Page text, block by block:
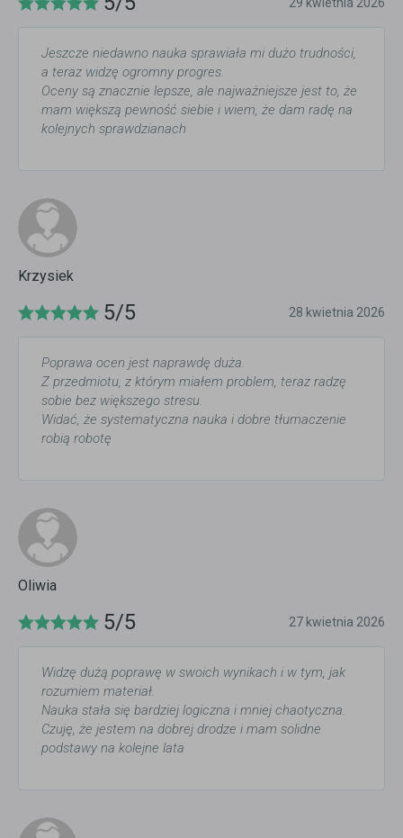
29 kwietnia 2026
Jeszcze niedawno nauka sprawiała mi dużo trudności,
a teraz widzę ogromny progres.
Oceny są znacznie lepsze, ale najważniejsze jest to, że
mam większą pewność siebie i wiem, że dam radę na
kolejnych sprawdzianach
Krzysiek
5/5 28 kwietnia 2026
Poprawa ocen jest naprawdę duża.
Z przedmiotu, z którym miałem problem, teraz radzę
sobie bez większego stresu.
Widać, że systematyczna nauka i dobre tłumaczenie
robią robotę
Oliwia
5/5 27 kwietnia 2026
Widzę dużą poprawę w swoich wynikach i w tym, jak
rozumiem materiał.
Nauka stała się bardziej logiczna i mniej chaotyczna.
Czuję, że jestem na dobrej drodze i mam solidne
podstawy na kolejne lata